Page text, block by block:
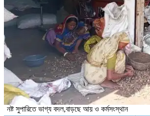
নষ্ট সুপারিতে ভাগ্য বদল,বাড়ছে আয় ও কর্মসংস্থান